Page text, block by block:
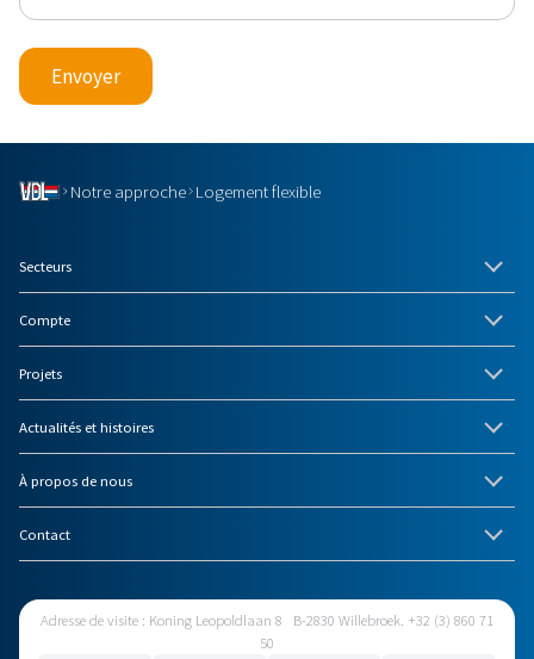
Envoyer
Notre approche Logement flexible
Secteurs
Compte
Projets
Actualités et histoires
À propos de nous
Contact
Adresse de visite : Koning Leopoldlaan 8 B-2830 Willebroek. +32 (3) 860 71
50